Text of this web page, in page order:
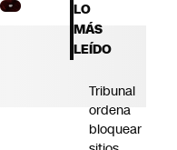
LO
MÁS
LEÍDO
Tribunal
ordena
bloquear